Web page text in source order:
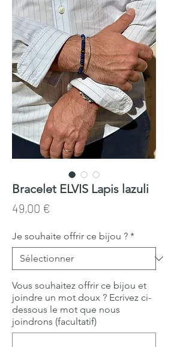
Bracelet ELVIS Lapis lazuli
49,00 €
Je souhaite offrir ce bijou ? *
Vous souhaitez offrir ce bijou et
joindre un mot doux ? Ecrivez ci-
dessous le mot que nous
joindrons (facultatif)